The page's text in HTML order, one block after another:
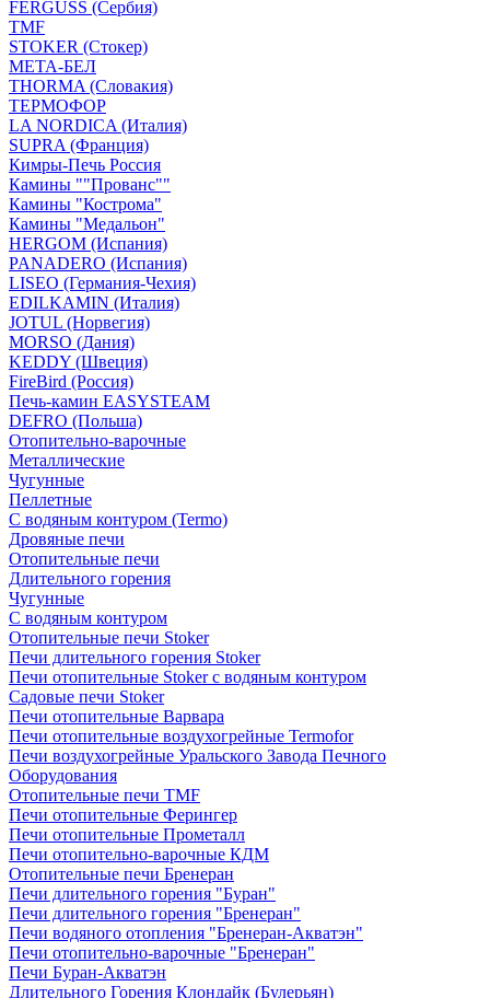
FERGUSS (Сербия)
TMF
STOKER (Стокер)
МЕТА-БЕЛ
THORMA (Словакия)
ТЕРМОФОР
LA NORDICA (Италия)
SUPRA (Франция)
Кимры-Печь Россия
Камины ""Прованс""
Камины "Кострома"
Камины "Медальон"
HERGOM (Испания)
PANADERO (Испания)
LISEO (Германия-Чехия)
EDILKAMIN (Италия)
JOTUL (Норвегия)
MORSO (Дания)
KEDDY (Швеция)
FireBird (Россия)
Печь-камин EASYSTEAM
DEFRO (Польша)
Отопительно-варочные
Металлические
Чугунные
Пеллетные
С водяным контуром (Termo)
Дровяные печи
Отопительные печи
Длительного горения
Чугунные
C водяным контуром
Отопительные печи Stoker
Печи длительного горения Stoker
Печи отопительные Stoker с водяным контуром
Садовые печи Stoker
Печи отопительные Варвара
Печи отопительные воздухогрейные Termofor
Печи воздухогрейные Уральского Завода Печного
Оборудования
Отопительные печи TMF
Печи отопительные Ферингер
Печи отопительные Прометалл
Печи отопительно-варочные КДМ
Отопительные печи Бренеран
Печи длительного горения "Буран"
Печи длительного горения "Бренеран"
Печи водяного отопления "Бренеран-Акватэн"
Печи отопительно-варочные "Бренеран"
Печи Буран-Акватэн
Длительного Горения Клондайк (Булерьян)